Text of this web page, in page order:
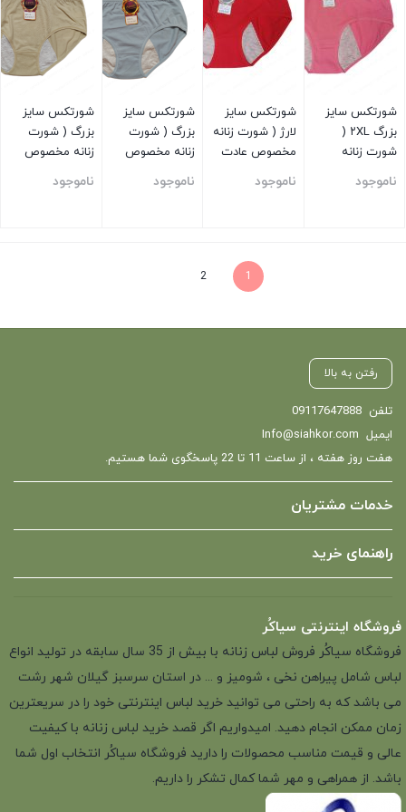
شورتکس سایز
بزرگ ۲XL (
شورت زنانه
ماهیانه ) صورتی
ناموجود
شورتکس سایز
لارژ ( شورت زنانه
مخصوص عادت
ناموجود
شورتکس سایز
بزرگ ( شورت
زنانه مخصوص
ناموجود
شورتکس سایز
بزرگ ( شورت
زنانه مخصوص
ناموجود
1
2
رفتن به بالا
تلفن 09117647888
ایمیل Info@siahkor.com
هفت روز هفته ، از ساعت 11 تا 22 پاسخگوی شما هستیم.
خدمات مشتریان
راهنمای خرید
فروشگاه اینترنتی سیاکُر
فروشگاه سیاکُر فروش لباس زنانه با بیش از 35 سال سابقه در تولید انواع
لباس شامل پیراهن نخی ، شومیز و ... در استان سرسبز گیلان شهر رشت
می باشد که به راحتی می توانید خرید لباس اینترنتی خود را در سریعترین
زمان ممکن انجام دهید. امیدواریم اگر قصد خرید لباس زنانه با کیفیت
عالی و قیمت مناسب محصولات را دارید فروشگاه سیاکُر انتخاب اول شما
باشد. از همراهی و مهر شما کمال تشکر را داریم.